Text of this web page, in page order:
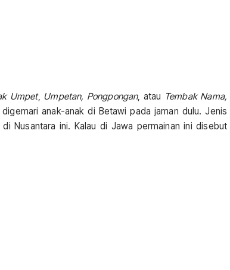
Umpet, Umpetan, Pongpongan, atau Tembak Nama,
anak-anak di Betawi pada jaman dulu. Jenis
Nusantara ini. Kalau di Jawa permainan ini disebut